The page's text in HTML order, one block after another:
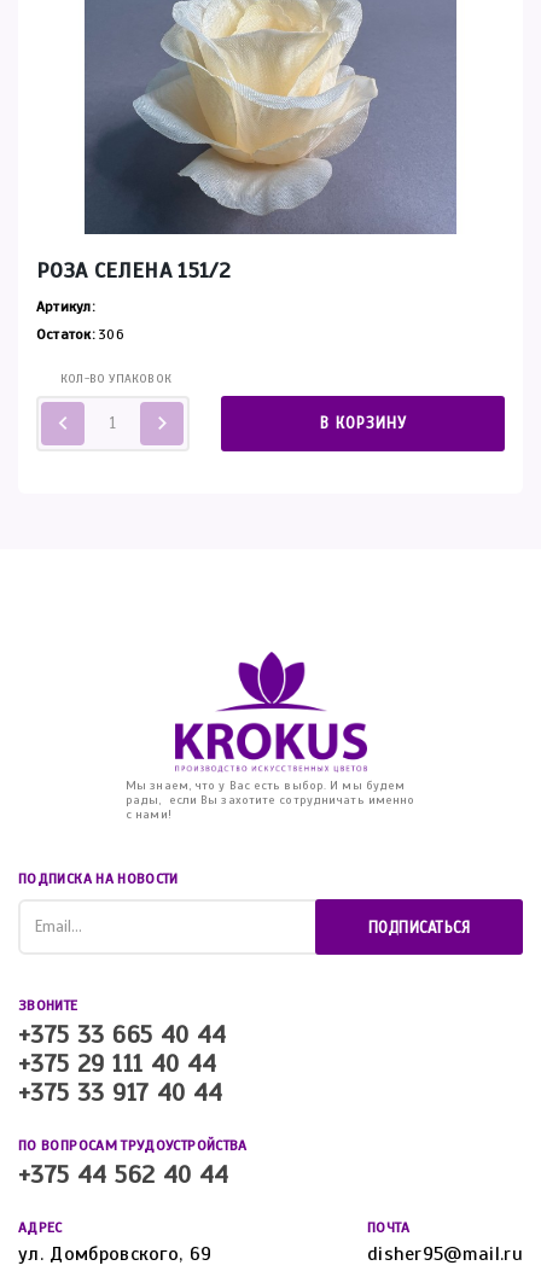
РОЗА СЕЛЕНА 151/2
Артикул:
Остаток:306
КОЛ-ВО УПАКОВОК
В КОРЗИНУ
Мы знаем, что у Вас есть выбор. И мы будем
рады, если Вы захотите сотрудничать именно
с нами!
ПОДПИСКА НА НОВОСТИ
ПОДПИСАТЬСЯ
ЗВОНИТЕ
+375 33 665 40 44
+375 29 111 40 44
+375 33 917 40 44
ПО ВОПРОСАМ ТРУДОУСТРОЙСТВА
+375 44 562 40 44
АДРЕС
ул. Домбровского, 69
ПОЧТА
disher95@mail.ru